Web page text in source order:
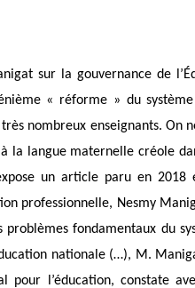
sur la gouvernance de
« réforme » du
nombreux enseignants. On
langue maternelle créole
un article paru en 2018
professionnelle, Nesmy
fondamentaux du
nationale (…), M.
pour l’éducation, constate